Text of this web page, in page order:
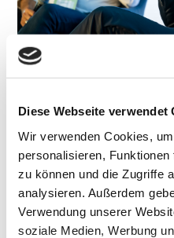
Diese Webseite verwendet
Wir verwenden Cookies,
personalisieren,
zu können und die Zugriffe
analysieren. Außerdem
Verwendung unserer
soziale Medien, Werbung